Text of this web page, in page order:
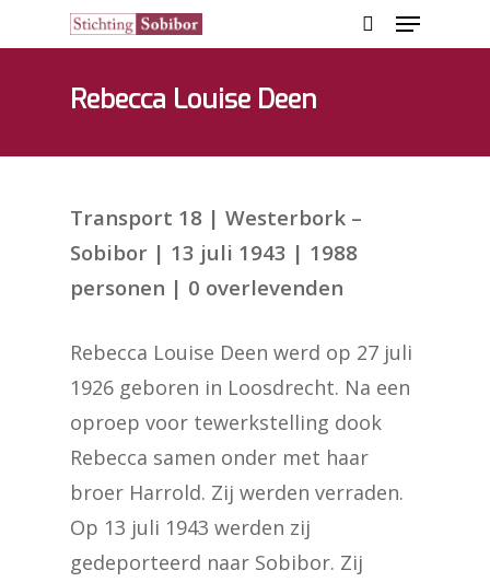
Rebecca Louise Deen
Transport 18 | Westerbork –
Sobibor | 13 juli 1943 | 1988
personen | 0 overlevenden
Rebecca Louise Deen werd op 27 juli
1926 geboren in Loosdrecht. Na een
oproep voor tewerkstelling dook
Rebecca samen onder met haar
broer Harrold. Zij werden verraden.
Op 13 juli 1943 werden zij
gedeporteerd naar Sobibor. Zij